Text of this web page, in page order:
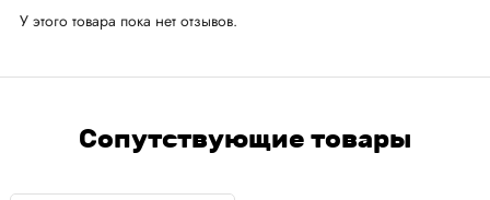
У этого товара пока нет отзывов.
Сопутствующие товары